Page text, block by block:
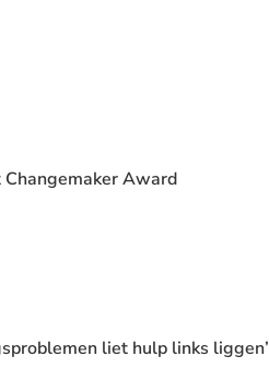
Award
liet hulp links liggen’